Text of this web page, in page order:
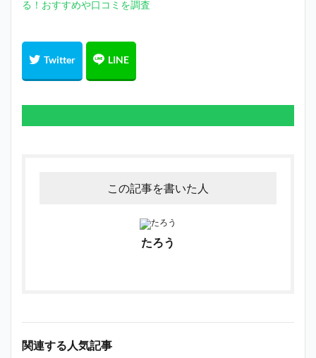
る！おすすめや口コミを調査
この記事を書いた人
たろう
関連する人気記事